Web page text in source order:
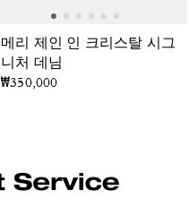
메리 제인 인 크리스탈 시그
니처 데님
₩350,000